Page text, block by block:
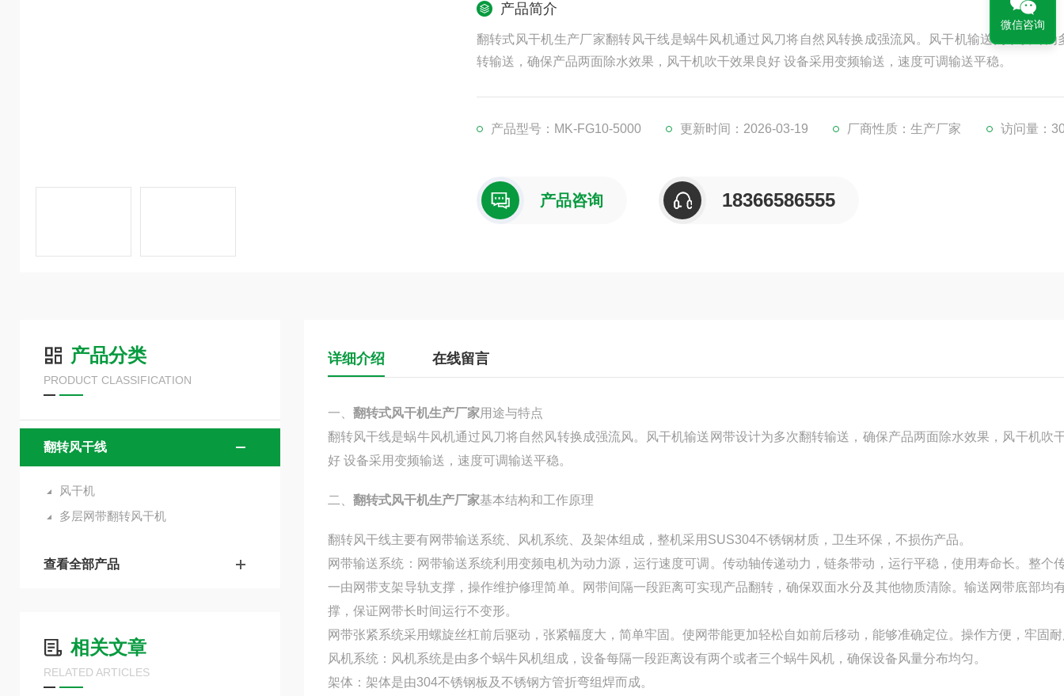
产品简介
翻转式风干机生产厂家翻转风干线是蜗牛风机通过风刀将自​‌‌然风转换成强流风。风干机输送网带设计为
转输送，确保产品两面除水效果，风干机吹干效果良好 设备采用变频输送，速度可调输送平稳。
产品型号：MK-FG10-5000 更新时间：2026-03-19 厂商性质：生产厂家 访问量：
产品咨询 18366586555
产品分类
PRODUCT CLASSIFICATION
翻转风干线
风干机
多层网带翻转风干机
查看全部产品
相关文章
RELATED ARTICLES
详细介绍 在线留言
一、 翻转式风干机生产厂家用途与特点
翻转风干线是蜗牛风机通过风刀将自​‌‌然风转换成强流风。风干机输送网带设计为多次翻转输送，确保产品两面除水效果，风干机吹
好 设备采用变频输送，速度可调输送平稳。
二、 翻转式风干机生产厂家基本结构和工作原理
翻转风干线主要有网带输送系统、风机系统、及架体组成，整机采用SUS304不锈钢材质，卫生环保，不损伤产品。
网带输送系统：网带输送系统利用变频电机为动力源，运行速度可调。传动轴传递动力，链条带动，运行平稳，使用寿命长。整个
一由网带支架导轨支撑，操作维护修理简单。网带间隔一段距离可实现产品翻转，确保双面水分及其他物质清除。输送网带底部均
撑，保证网带长时间运行不变形。
网带张紧系统采用螺旋丝杠前后驱动，张紧幅度大，简单牢固。使网带能更加轻松自如前后移动，能够准确定位。操作方便，牢固
风机系统：风机系统是由多个蜗牛风机组成，设备每隔一段距离设有两个或者三个蜗牛风机，确保设备风量分布均匀。
架体：架体是由304不锈钢板及不锈钢方管折弯组焊而成。
微信咨询